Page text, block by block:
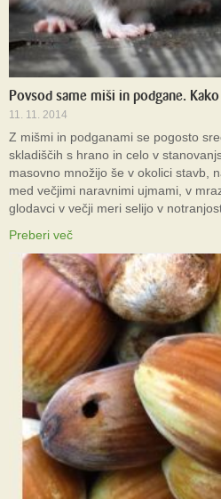
Povsod same miši in podgane.
11. 11. 2014
Z mišmi in podganami se pogosto
skladiščih s hrano in celo v
masovno množijo še v okolici stavb,
med večjimi naravnimi ujmami, v
glodavci v večji meri selijo v
Preberi več